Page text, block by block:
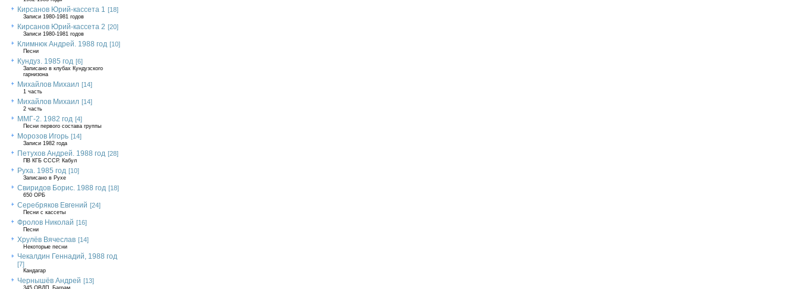
Кирсанов Юрий-кассета 1 [18]
Записи 1980-1981 годов
Кирсанов Юрий-кассета 2 [20]
Записи 1980-1981 годов
Климнюк Андрей. 1988 год [10]
Песни
Кундуз. 1985 год [6]
Записано в клубах Кундузского
гарнизона
Михайлов Михаил [14]
1 часть
Михайлов Михаил [14]
2 часть
ММГ-2. 1982 год [4]
Песни первого состава группы
Морозов Игорь [14]
Записи 1982 года
Петухов Андрей. 1988 год [28]
ПВ КГБ СССР. Кабул
Руха. 1985 год [10]
Записано в Рухе
Свиридов Борис. 1988 год [18]
650 ОРБ
Серебряков Евгений [24]
Песни с кассеты
Фролов Николай [16]
Песни
Хрулёв Вячеслав [14]
Некоторые песни
Чекалдин Геннадий, 1988 год
[7]
Кандагар
Чернышёв Андрей [13]
345 ОВДП, Баграм